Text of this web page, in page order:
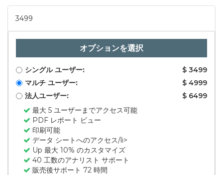
3499
オプションを選択
シングル ユーザー:
$ 3499
マルチ ユーザー:
$ 4999
法人ユーザー:
$ 6499
最大 5 ユーザーまでアクセス可能
PDF レポート ビュー
印刷可能
データ シートへのアクセス/li>
Up 最大 10% のカスタマイズ
40 工数のアナリスト サポート
販売後サポート 72 時間